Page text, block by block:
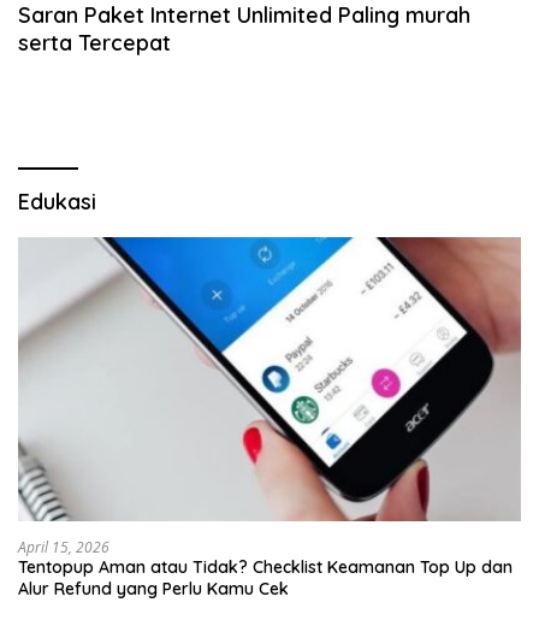
Saran Paket Internet Unlimited Paling murah
serta Tercepat
Edukasi
April 15, 2026
Tentopup Aman atau Tidak? Checklist Keamanan Top Up dan
Alur Refund yang Perlu Kamu Cek